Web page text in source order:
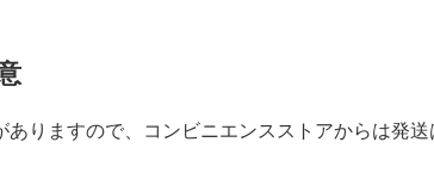
りますので、コンビニエンスストアからは発送